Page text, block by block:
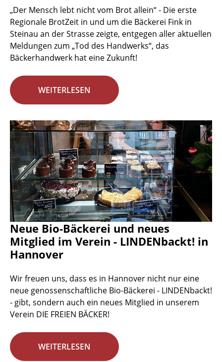
„Der Mensch lebt nicht vom Brot allein“ - Die erste
Regionale BrotZeit in und um die Bäckerei Fink in
Steinau an der Strasse zeigte, entgegen aller aktuellen
Meldungen zum „Tod des Handwerks“, das
Bäckerhandwerk hat eine Zukunft!
WEITERLESEN
Neue Bio-Bäckerei und neues
Mitglied im Verein - LINDENbackt! in
Hannover
Wir freuen uns, dass es in Hannover nicht nur eine
neue genossenschaftliche Bio-Bäckerei - LINDENbackt!
- gibt, sondern auch ein neues Mitglied in unserem
Verein DIE FREIEN BÄCKER!
WEITERLESEN